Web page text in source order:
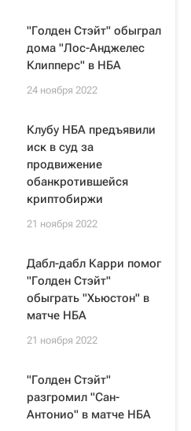
"Голден Стэйт" обыграл
дома "Лос-Анджелес
Клипперс" в НБА
24 ноября 2022
Клубу НБА предъявили
иск в суд за
продвижение
обанкротившейся
криптобиржи
21 ноября 2022
Дабл-дабл Карри помог
"Голден Стэйт"
обыграть "Хьюстон" в
матче НБА
21 ноября 2022
"Голден Стэйт"
разгромил "Сан-
Антонио" в матче НБА